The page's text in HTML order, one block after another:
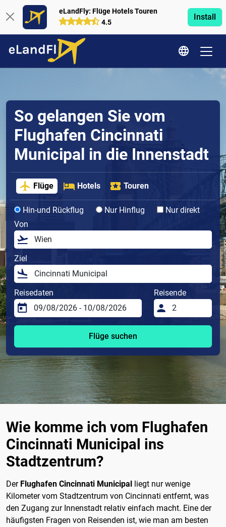
eLandFly: Flüge Hotels Touren
4.5
Install
So gelangen Sie vom
Flughafen Cincinnati
Municipal in die Innenstadt
Flüge Hotels Touren
Hin-und Rückflug Nur Hinflug
Nur direkt
Von
Ziel
Reisedaten Reisende
Flüge suchen
Wie komme ich vom Flughafen
Cincinnati Municipal ins
Stadtzentrum?
Der Flughafen Cincinnati Municipal
liegt nur wenige
Kilometer vom Stadtzentrum von Cincinnati entfernt, was
den Zugang zur Innenstadt relativ einfach macht. Eine der
häufigsten Fragen von Reisenden ist, wie man am besten